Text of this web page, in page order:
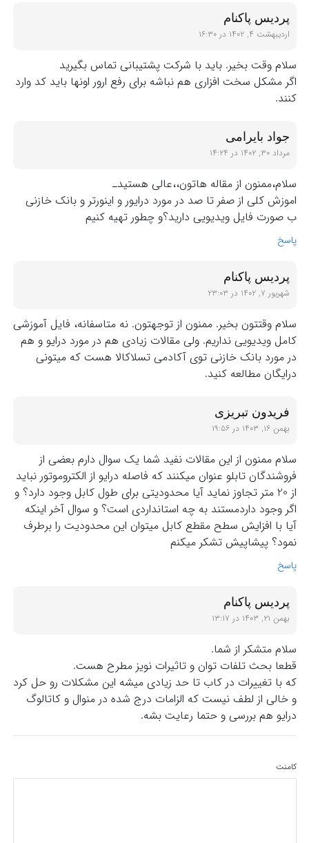
پردیس پاکنام
اردیبهشت ۴, ۱۴۰۲ در ۱۶:۳۰
سلام وقت بخیر. باید با شرکت پشتیبانی تماس بگیرید
اگر مشکل سخت افزاری هم نباشه برای رفع ارور اونها باید کد وارد
کنند.
جواد بایرامی
مرداد ۳۰, ۱۴۰۲ در ۱۴:۲۴
سلام،ممنون از مقاله هاتون،،عالی هستیدـ
اموزش کلی از صفر تا صد در مورد درایور و اینورتر و بانک خازنی
ب صورت فایل ویدیویی دارید؟و چطور تهیه کنیم
پاسخ
پردیس پاکنام
شهریور ۷, ۱۴۰۲ در ۲۳:۰۳
سلام وقتتون بخیر. ممنون از توجهتون. نه متاسفانه، فایل آموزشی
کامل ویدیویی نداریم. ولی مقالات زیادی هم در مورد درایو و هم
در مورد بانک خازنی توی آکادمی تسلاکالا هست که میتونی
درایگان مطالعه کنید.
فریدون تبریزی
بهمن ۱۶, ۱۴۰۳ در ۱۹:۵۶
سلام ممنون از این مقالات نفید شما یک سوال دارم بعضی از
فروشندگان تابلو عنوان میکنند که فاصله درایو از الکتروموتور نباید
از 20 متر تجاوز نماید آیا محدودیتی برای طول کابل وجود دارد؟ و
اگر وجود داردمستند به چه استانداردی است؟ و سوال آخر اینکه
آیا با افزایش سطح مقطع کابل میتوان این محدودیت را برطرف
نمود؟ پیشاپیش تشکر میکنم
پاسخ
پردیس پاکنام
بهمن ۲۱, ۱۴۰۳ در ۱۳:۱۷
سلام متشکر از شما.
قطعا بحث تلفات توان و تاثیرات نویز مطرح هست.
که با تغییرات در کاب تا حد زیادی میشه این مشکلات رو حل کرد
و خالی از لطف نیست که الزامات درج شده در منوال و کاتالوگ
درایو هم بررسی و حتما رعایت بشه.
کامنت